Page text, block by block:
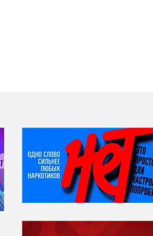
НИ ДНЯ БЕЗ ДАТЫ...
07 августа
Я встретил вас – и
всё былое...